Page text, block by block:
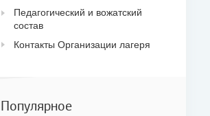
Педагогический и вожатский
состав
Контакты Организации лагеря
Популярное